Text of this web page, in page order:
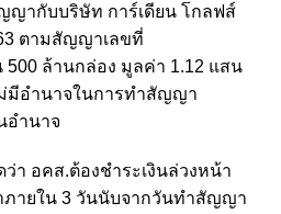
ญากับบริษัท การ์เดียน โกลฟส์
ตามสัญญาเลขที่
500 ล้านกล่อง มูลค่า 1.12 แสน
มีอำนาจในการทำสัญญา
อำนาจ
อคส.ต้องชำระเงินล่วงหน้า
ภายใน 3 วันนับจากวันทำสัญญา